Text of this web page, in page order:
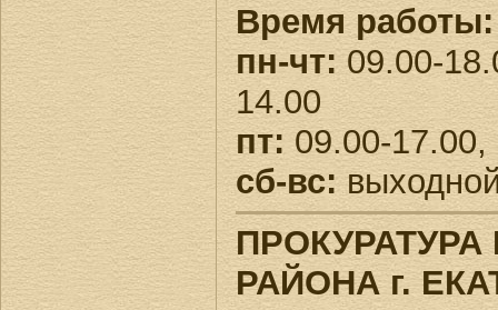
Время работы:
пн-чт:09.00-
14.00
пт: 09.00-
сб-вс:
РАЙОНА г.